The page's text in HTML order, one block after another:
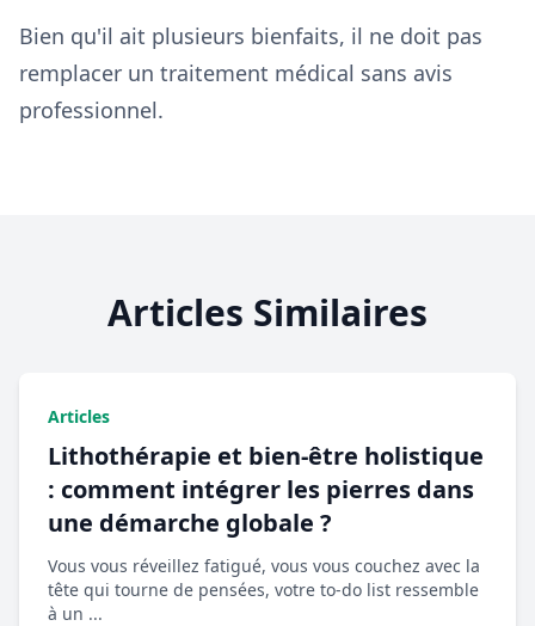
Bien qu'il ait plusieurs bienfaits, il ne doit pas
remplacer un traitement médical sans avis
professionnel.
Articles Similaires
Articles
Lithothérapie et bien-être holistique
: comment intégrer les pierres dans
une démarche globale ?
Vous vous réveillez fatigué, vous vous couchez avec la
tête qui tourne de pensées, votre to-do list ressemble
à un ...